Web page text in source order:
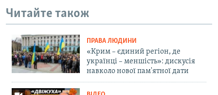
Читайте також
ПРАВА ЛЮДИНИ
«Крим – єдиний регіон, де
українці – меншість»: дискусія
навколо нової пам'ятної дати